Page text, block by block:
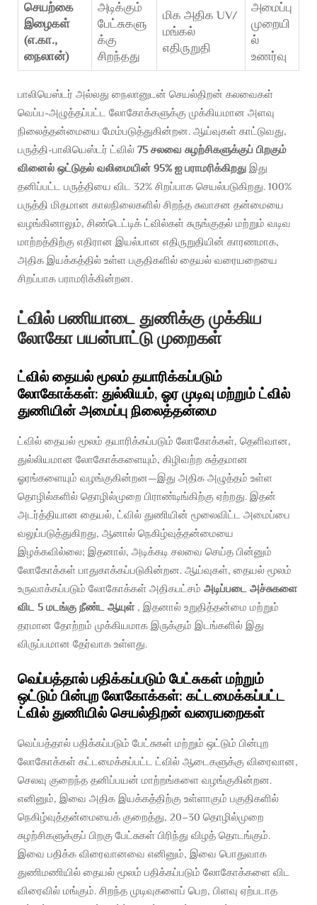
செயற்கை
இழைகள்
(எ.கா.,
நைலான்)
அடிக்கும்
பேட்சுகளு
க்கு
சிறந்தது
மிக அதிக UV/
மங்கல்
எதிருறுதி
அமைப்பு
முறையி
ல்
உணர்வு
பாலியெஸ்டர் அல்லது நைலானுடன் செயல்திறன் கலவைகள்
வெப்ப-அழுத்தப்பட்ட லோகோக்களுக்கு முக்கியமான அளவு
நிலைத்தன்மையை மேம்படுத்துகின்றன. ஆய்வுகள் காட்டுவது,
பருத்தி-பாலியெஸ்டர் ட்வில் 75 சலவை சுழற்சிகளுக்குப் பிறகும்
வினைல் ஒட்டுதல் வலிமையின் 95% ஐ பராமரிக்கிறது இது
தனிப்பட்ட பருத்தியை விட 32% சிறப்பாக செயல்படுகிறது. 100%
பருத்தி மிதமான காலநிலைகளில் சிறந்த சுவாசன தன்மையை
வழங்கினாலும், சிண்டெட்டிக் ட்வில்கள் சுருங்குதல் மற்றும் வடிவ
மாற்றத்திற்கு எதிரான இயல்பான எதிருறுதியின் காரணமாக,
அதிக இயக்கத்தில் உள்ள பகுதிகளில் தையல் வரையறையை
சிறப்பாக பராமரிக்கின்றன.
ட்வில் பணியாடை துணிக்கு முக்கிய
லோகோ பயன்பாட்டு முறைகள்
ட்வில் தையல் மூலம் தயாரிக்கப்படும்
லோகோக்கள்: துல்லியம், ஓர முடிவு மற்றும் ட்வில்
துணியின் அமைப்பு நிலைத்தன்மை
ட்வில் தையல் மூலம் தயாரிக்கப்படும் லோகோக்கள், தெளிவான,
துல்லியமான லோகோக்களையும், கிழிவற்ற சுத்தமான
ஓரங்களையும் வழங்குகின்றன—இது அதிக அழுத்தம் உள்ள
தொழில்களில் தொழில்முறை பிராண்டிங்கிற்கு ஏற்றது. இதன்
அடர்த்தியான தையல், ட்வில் துணியின் மூலைவிட்ட அமைப்பை
வலுப்படுத்துகிறது, ஆனால் நெகிழ்வுத்தன்மையை
இழக்கவில்லை; இதனால், அடிக்கடி சலவை செய்த பின்னும்
லோகோக்கள் பாதுகாக்கப்படுகின்றன. ஆய்வுகள், தையல் மூலம்
உருவாக்கப்படும் லோகோக்கள் அதிகபட்சம் அடிப்படை அச்சுகளை
விட 5 மடங்கு நீண்ட ஆயுள் , இதனால் உறுதித்தன்மை மற்றும்
தரமான தோற்றம் முக்கியமாக இருக்கும் இடங்களில் இது
விருப்பமான தேர்வாக உள்ளது.
வெப்பத்தால் பதிக்கப்படும் பேட்சுகள் மற்றும்
ஒட்டும் பின்புற லோகோக்கள்: கட்டமைக்கப்பட்ட
ட்வில் துணியில் செயல்திறன் வரையறைகள்
வெப்பத்தால் பதிக்கப்படும் பேட்சுகள் மற்றும் ஒட்டும் பின்புற
லோகோக்கள் கட்டமைக்கப்பட்ட ட்வில் ஆடைகளுக்கு விரைவான,
செலவு குறைந்த தனிப்பயன் மாற்றங்களை வழங்குகின்றன.
எனினும், இவை அதிக இயக்கத்திற்கு உள்ளாகும் பகுதிகளில்
நெகிழ்வுத்தன்மையைக் குறைத்து, 20–30 தொழில்முறை
சுழற்சிகளுக்குப் பிறகு பேட்சுகள் பிரிந்து விழத் தொடங்கும்.
இவை பதிக்க விரைவானவை எனினும், இவை பொதுவாக
துணிமணியில் தையல் மூலம் பதிக்கப்படும் லோகோக்களை விட
விரைவில் மங்கும். சிறந்த முடிவுகளைப் பெற, பிளவு ஏற்படாத